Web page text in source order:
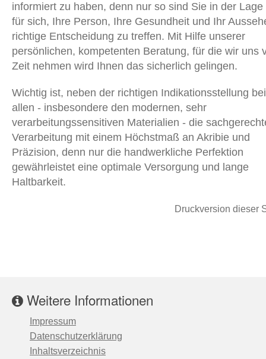
informiert zu haben, denn nur so sind Sie in der Lage
für sich, Ihre Person, Ihre Gesundheit und Ihr
richtige Entscheidung zu treffen. Mit Hilfe unserer
persönlichen, kompetenten Beratung, für die wir uns
Zeit nehmen wird Ihnen das sicherlich gelingen.
Wichtig ist, neben der richtigen Indikationsstellung bei
allen - insbesondere den modernen, sehr
verarbeitungssensitiven Materialien - die
Verarbeitung mit einem Höchstmaß an Akribie und
Präzision, denn nur die handwerkliche Perfektion
gewährleistet eine optimale Versorgung und lange
Haltbarkeit.
Druckversion dieser
Weitere Informationen
Impressum
Datenschutzerklärung
Inhaltsverzeichnis